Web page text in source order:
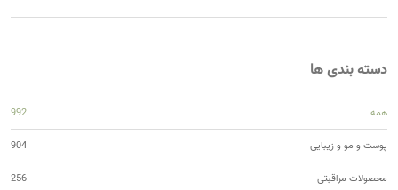
دسته بندی ها
همه 992
پوست و مو و زیبایی 904
محصولات مراقبتی 256